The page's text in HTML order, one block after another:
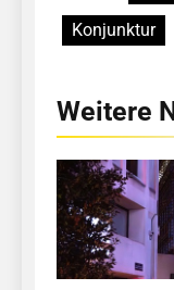
Konjunktur
Weitere